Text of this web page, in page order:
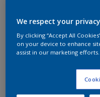
We respect your
By clicking “Accept All
on your device to enhance
assist in our marketing efforts.